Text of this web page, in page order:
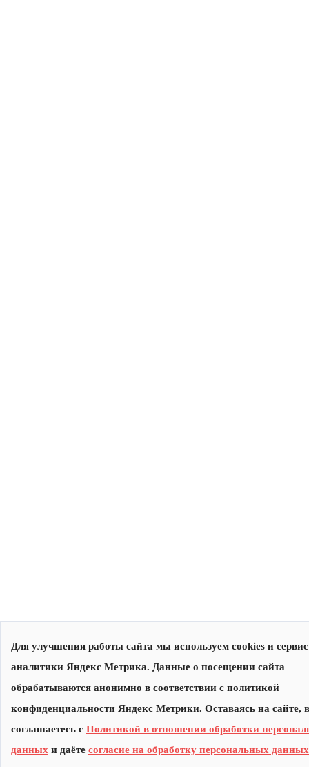
Для улучшения работы сайта мы используем cookies и
аналитики Яндекс Метрика. Данные о посещении сайта
обрабатываются анонимно в соответствии с политикой
конфиденциальности Яндекс Метрики. Оставаясь на сайте,
соглашаетесь с Политикой в отношении обработки
данных и даёте согласие на обработку персональных